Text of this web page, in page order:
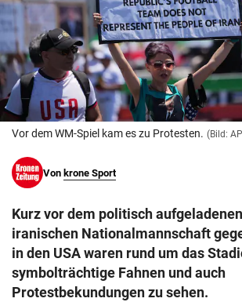
© Krone Multimedia GmbH & Co KG 2026
Muthgasse 2, 1190 Wien
Vor dem WM-Spiel kam es zu Protesten. (Bild:
Von krone Sport
Kurz vor dem politisch
iranischen Nationalmannschaft
in den USA waren rund um das
symbolträchtige Fahnen und auch
Protestbekundungen zu sehen.